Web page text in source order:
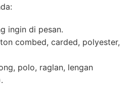
ingin di pesan.
combed, carded, polyester,
polo, raglan, lengan